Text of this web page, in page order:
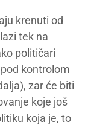
krenuti od
tek na
političari
kontrolom
zar će biti
koje još
koja je, to